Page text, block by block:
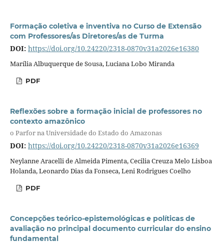
Formação coletiva e inventiva no Curso de Extensão
com Professores/as Diretores/as de Turma
DOI: https://doi.org/10.24220/2318-0870v31a2026e16380
Marília Albuquerque de Sousa, Luciana Lobo Miranda
PDF
Reflexões sobre a formação inicial de professores no
contexto amazônico
o Parfor na Universidade do Estado do Amazonas
DOI: https://doi.org/10.24220/2318-0870v31a2026e16369
Neylanne Aracelli de Almeida Pimenta, Cecilia Creuza Melo Lisboa
Holanda, Leonardo Dias da Fonseca, Leni Rodrigues Coelho
PDF
Concepções teórico-epistemológicas e políticas de
avaliação no principal documento curricular do ensino
fundamental